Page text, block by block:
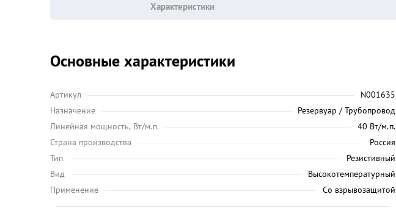
Характеристики
Основные характеристики
Артикул
N001635
Назначение
Резервуар / Трубопровод
Линейная мощность, Вт/м.п.
40 Вт/м.п.
Страна производства
Россия
Тип
Резистивный
Вид
Высокотемпературный
Применение
Со взрывозащитой